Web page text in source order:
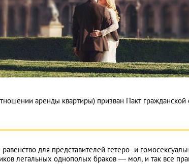
аренды квартиры) призван Пакт
равенство для представителей гетеро- и
легальных однополых браков — мол, и так все